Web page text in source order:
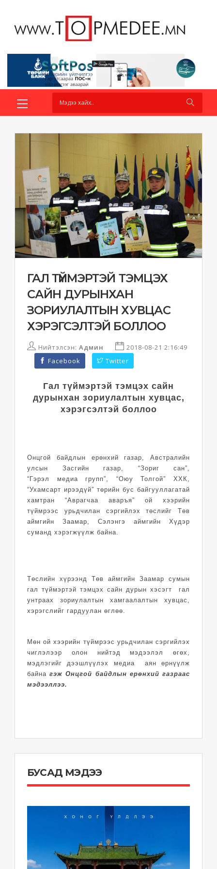
ГАЛ ТҮЙМЭРТЭЙ ТЭМЦЭХ
САЙН ДУРЫНХАН
ЗОРИУЛАЛТЫН ХУВЦАС
ХЭРЭГСЭЛТЭЙ БОЛЛОО
Нийтэлсэн: Админ
2018-08-21 2:16:49
Facebook
Twitter
Гал түймэртэй тэмцэх сайн
дурынхан зориулалтын хувцас,
хэрэгсэлтэй боллоо
Онцгой байдлын ерөнхий газар, Австралийн
улсын Засгийн газар, “Зориг сан”,
“Гэрэл медиа групп”, “Оюу Толгой” ХХК,
“Ухамсарт ирээдүй” төрийн бус байгууллагатай
хамтран “Аврагчаа аваръя” ой хээрийн
түймрээс урьдчилан сэргийлэх төслийг Төв
аймгийн Заамар, Сэлэнгэ аймгийн Хүдэр
суманд хэрэгжүүлж байна.
Төслийн хүрээнд Төв аймгийн Заамар сумын
гал түймэртэй тэмцэх сайн дурын хэсэгт гал
унтраах зориулалтын хамгаалалтын хувцас,
хэрэгслийг гардуулан өглөө.
Мөн ой хээрийн түймрээс урьдчилан сэргийлэх
чиглэлээр олон нийтэд мэдээлэл өгөх,
мэдлэгийг дээшлүүлэх медиа аян өрнүүлж
байнагэж Онцгой байдлын ерөнхий газраас
мэдээллээ.
БУСАД МЭДЭЭ